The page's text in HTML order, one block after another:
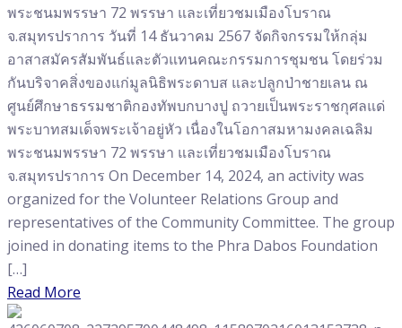
พระชนมพรรษา 72 พรรษา และเที่ยวชมเมืองโบราณ
จ.สมุทรปราการ วันที่ 14 ธันวาคม 2567 จัดกิจกรรมให้กลุ่ม
อาสาสมัครสัมพันธ์และตัวแทนคณะกรรมการชุมชน โดยร่วม
กันบริจาคสิ่งของแก่มูลนิธิพระดาบส และปลูกป่าชายเลน ณ
ศูนย์ศึกษาธรรมชาติกองทัพบกบางปู ถวายเป็นพระราชกุศลแด่
พระบาทสมเด็จพระเจ้าอยู่หัว เนื่องในโอกาสมหามงคลเฉลิม
พระชนมพรรษา 72 พรรษา และเที่ยวชมเมืองโบราณ
จ.สมุทรปราการ On December 14, 2024, an activity was
organized for the Volunteer Relations Group and
representatives of the Community Committee. The group
joined in donating items to the Phra Dabos Foundation
[…]
Read More